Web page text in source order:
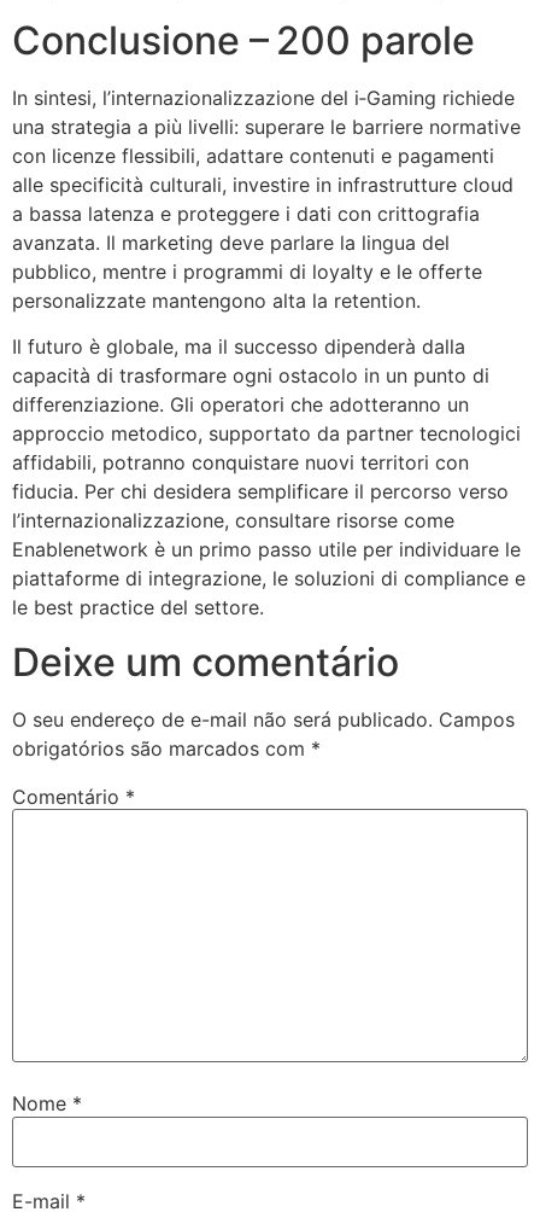
Conclusione – 200 parole
In sintesi, l’internazionalizzazione del i‑Gaming richiede
una strategia a più livelli: superare le barriere normative
con licenze flessibili, adattare contenuti e pagamenti
alle specificità culturali, investire in infrastrutture cloud
a bassa latenza e proteggere i dati con crittografia
avanzata. Il marketing deve parlare la lingua del
pubblico, mentre i programmi di loyalty e le offerte
personalizzate mantengono alta la retention.
Il futuro è globale, ma il successo dipenderà dalla
capacità di trasformare ogni ostacolo in un punto di
differenziazione. Gli operatori che adotteranno un
approccio metodico, supportato da partner tecnologici
affidabili, potranno conquistare nuovi territori con
fiducia. Per chi desidera semplificare il percorso verso
l’internazionalizzazione, consultare risorse come
Enablenetwork è un primo passo utile per individuare le
piattaforme di integrazione, le soluzioni di compliance e
le best practice del settore.
Deixe um comentário
O seu endereço de e-mail não será publicado. Campos
obrigatórios são marcados com *
Comentário *
Nome *
E-mail *